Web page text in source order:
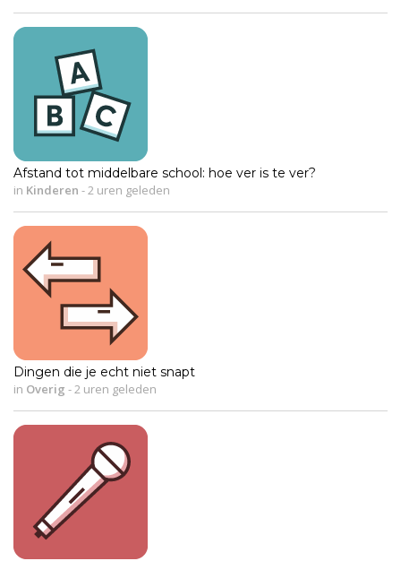
Afstand tot middelbare school: hoe ver is te ver?
in Kinderen - 2 uren geleden
Dingen die je echt niet snapt
in Overig - 2 uren geleden